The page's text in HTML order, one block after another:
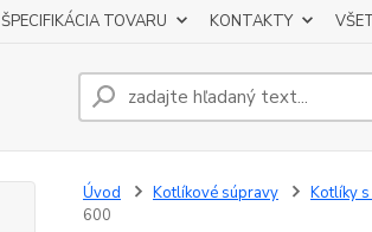
ŠPECIFIKÁCIA TOVARU KONTAKTY
Úvod Kotlíkové súpravy Kotlíky
600